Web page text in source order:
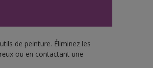
de peinture. Éliminez les
ou en contactant une